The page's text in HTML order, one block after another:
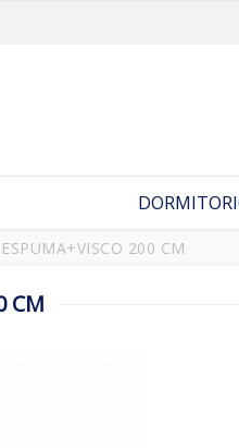
ESPUMA+VISCO 200 CM
CM